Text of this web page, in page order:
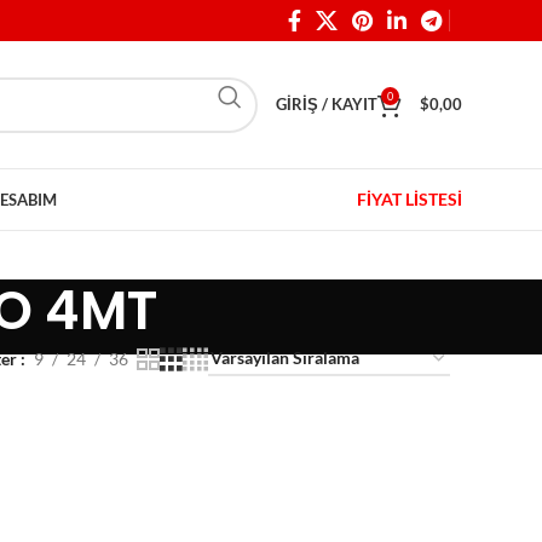
GIRIŞ / KAYIT 0 $0,00
FİYAT LİSTESİ
4MT
9 24 36